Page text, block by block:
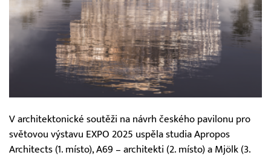
V architektonické soutěži na návrh českého pavilonu pro
světovou výstavu EXPO 2025 uspěla studia Apropos
Architects (1. místo), A69 – architekti (2. místo) a Mjölk (3.